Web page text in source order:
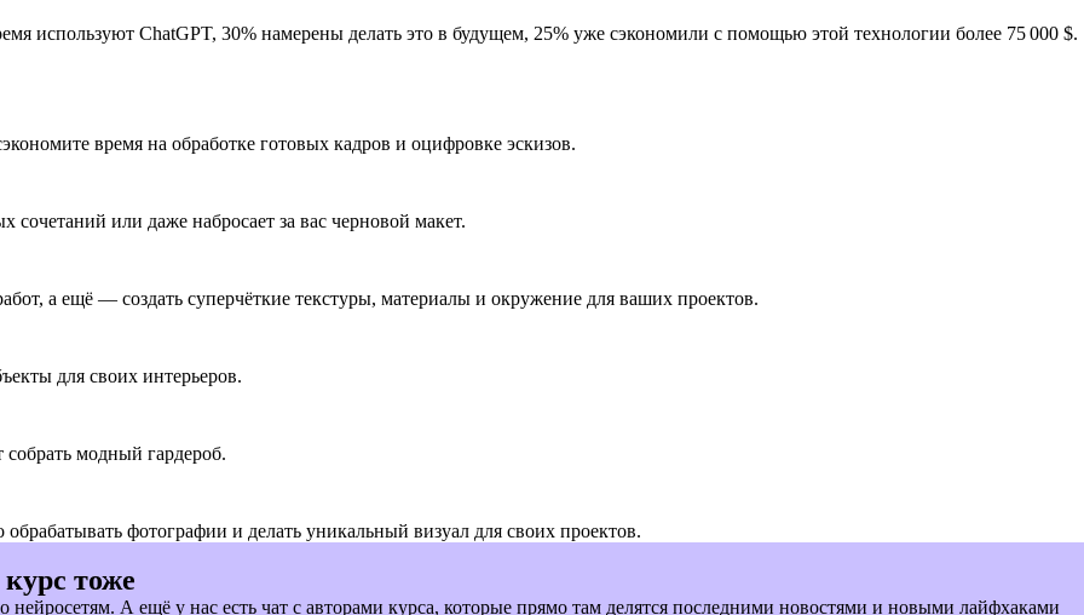
используют ChatGPT, 30% намерены делать это в будущем, 25% уже сэкономили с помощью этой технологии более 75 000 $.
время на обработке готовых кадров и оцифровке эскизов.
сочетаний или даже набросает за вас черновой макет.
а ещё — создать суперчёткие текстуры, материалы и окружение для ваших проектов.
для своих интерьеров.
модный гардероб.
фотографии и делать уникальный визуал для своих проектов.
тоже
А ещё у нас есть чат с авторами курса, которые прямо там делятся последними новостями и новыми лайфхаками